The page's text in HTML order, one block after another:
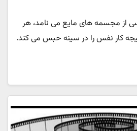
از مجسمه های مایع می نامد، هر
کار نفس را در سینه حبس می کند.